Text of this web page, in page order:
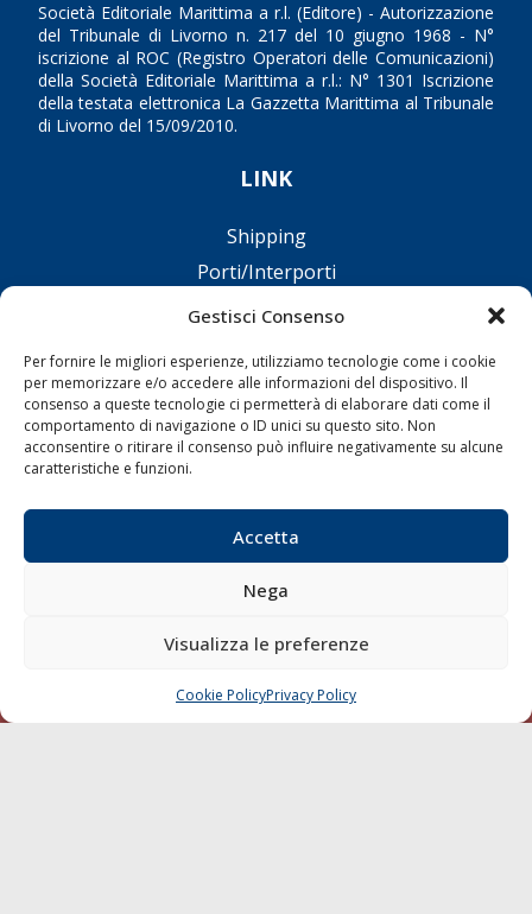
Gestisci Consenso
Per fornire le migliori esperienze, utilizziamo tecnologie come i cookie
per memorizzare e/o accedere alle informazioni del dispositivo. Il
consenso a queste tecnologie ci permetterà di elaborare dati come il
comportamento di navigazione o ID unici su questo sito. Non
acconsentire o ritirare il consenso può influire negativamente su alcune
caratteristiche e funzioni.
Accetta
Nega
Visualizza le preferenze
Cookie PolicyPrivacy Policy
Società Editoriale Marittima a r.l. (Editore) - Autorizzazione
del Tribunale di Livorno n. 217 del 10 giugno 1968 - N°
iscrizione al ROC (Registro Operatori delle Comunicazioni)
della Società Editoriale Marittima a r.l.: N° 1301 Iscrizione
della testata elettronica La Gazzetta Marittima al Tribunale
di Livorno del 15/09/2010.
LINK
Shipping
Porti/Interporti
Trasporti
Sostenibilità
Compagnie di Navigazione
Blue economy
Contatti
CHIAMA SCRIVI